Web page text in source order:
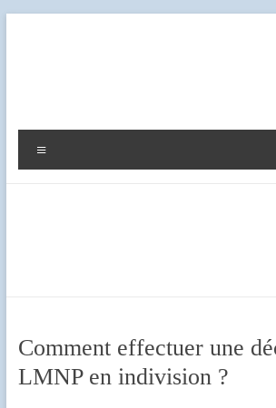
Diag
Expert
Comment effectuer une
LMNP en indivision ?